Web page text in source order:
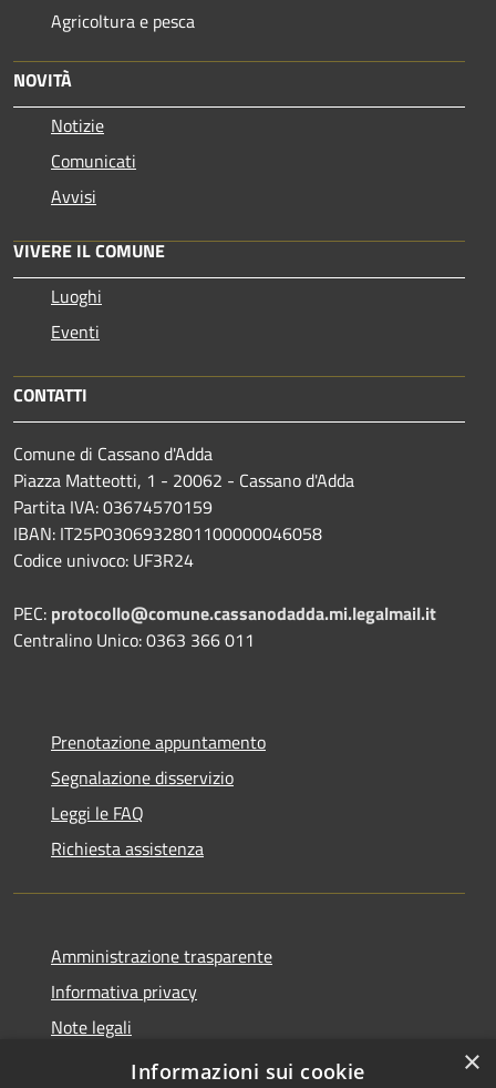
Agricoltura e pesca
NOVITÀ
Notizie
Comunicati
Avvisi
VIVERE IL COMUNE
Luoghi
Eventi
CONTATTI
Comune di Cassano d'Adda
Piazza Matteotti, 1 - 20062 - Cassano d'Adda
Partita IVA: 03674570159
IBAN: IT25P0306932801100000046058
Codice univoco: UF3R24
PEC: protocollo@comune.cassanodadda.mi.legalmail.it
Centralino Unico: 0363 366 011
Prenotazione appuntamento
Segnalazione disservizio
Leggi le FAQ
Richiesta assistenza
Amministrazione trasparente
Informativa privacy
Note legali
Dichiarazione di accessibilità
×
Informazioni sui cookie